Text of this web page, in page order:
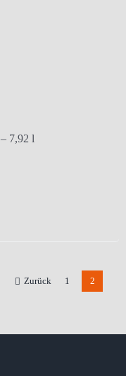
– 7,92 l
Zurück 1 2